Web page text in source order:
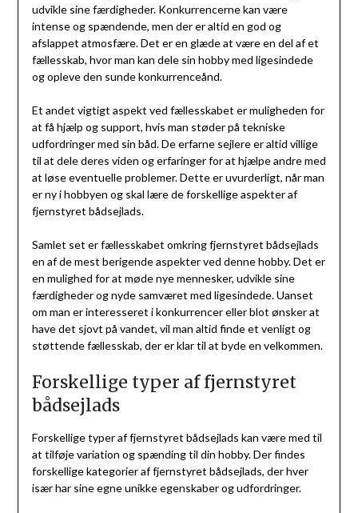
udvikle sine færdigheder. Konkurrencerne kan være
intense og spændende, men der er altid en god og
afslappet atmosfære. Det er en glæde at være en del af et
fællesskab, hvor man kan dele sin hobby med ligesindede
og opleve den sunde konkurrenceånd.
Et andet vigtigt aspekt ved fællesskabet er muligheden for
at få hjælp og support, hvis man støder på tekniske
udfordringer med sin båd. De erfarne sejlere er altid villige
til at dele deres viden og erfaringer for at hjælpe andre med
at løse eventuelle problemer. Dette er uvurderligt, når man
er ny i hobbyen og skal lære de forskellige aspekter af
fjernstyret bådsejlads.
Samlet set er fællesskabet omkring fjernstyret bådsejlads
en af de mest berigende aspekter ved denne hobby. Det er
en mulighed for at møde nye mennesker, udvikle sine
færdigheder og nyde samværet med ligesindede. Uanset
om man er interesseret i konkurrencer eller blot ønsker at
have det sjovt på vandet, vil man altid finde et venligt og
støttende fællesskab, der er klar til at byde en velkommen.
Forskellige typer af fjernstyret
bådsejlads
Forskellige typer af fjernstyret bådsejlads kan være med til
at tilføje variation og spænding til din hobby. Der findes
forskellige kategorier af fjernstyret bådsejlads, der hver
især har sine egne unikke egenskaber og udfordringer.